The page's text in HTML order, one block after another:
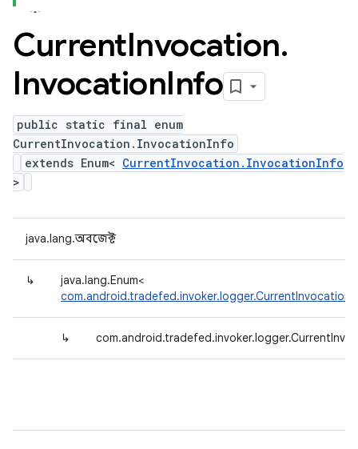
CurrentInvocation.
InvocationInfo
public static final enum
CurrentInvocation.InvocationInfo
extends Enum< CurrentInvocation.InvocationInfo
>
java.lang.অবজেক্ট
↳
java.lang.Enum<
↳